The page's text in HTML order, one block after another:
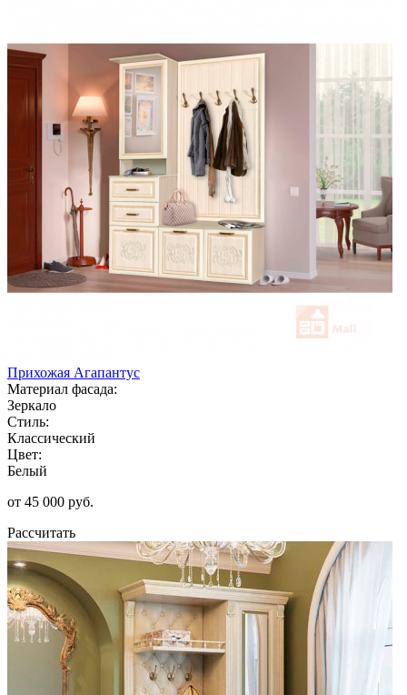
Прихожая Агапантус
Материал фасада:
Зеркало
Стиль:
Классический
Цвет:
Белый
от 45 000 руб.
Рассчитать